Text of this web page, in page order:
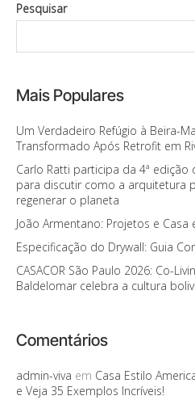
Pesquisar
Mais Populares
Um Verdadeiro Refúgio à Beira-
Transformado Após Retrofit em
Carlo Ratti participa da 4ª edição
para discutir como a arquitetura
regenerar o planeta
João Armentano: Projetos e Casa
Especificação do Drywall: Guia
CASACOR São Paulo 2026: Co-
Baldelomar celebra a cultura
Comentários
admin-viva em Casa Estilo
e Veja 35 Exemplos Incríveis!